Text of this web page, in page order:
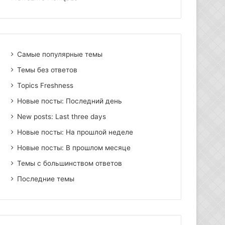
Самые популярные темы
Темы без ответов
Topics Freshness
Новые посты: Последний день
New posts: Last three days
Новые посты: На прошлой неделе
Новые посты: В прошлом месяце
Темы с большинством ответов
Последние темы